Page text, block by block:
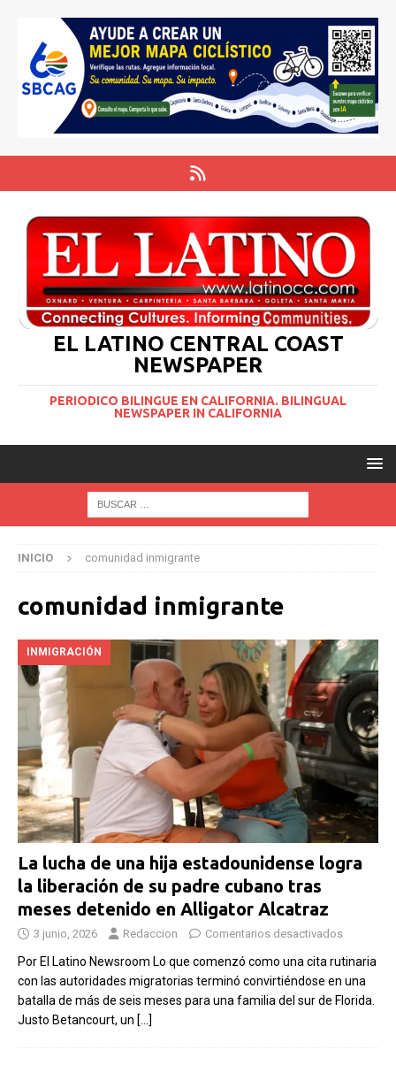
EL LATINO CENTRAL COAST
NEWSPAPER
PERIODICO BILINGUE EN CALIFORNIA. BILINGUAL
NEWSPAPER IN CALIFORNIA
INICIO comunidad inmigrante
comunidad inmigrante
INMIGRACIÓN
La lucha de una hija estadounidense logra
la liberación de su padre cubano tras
meses detenido en Alligator Alcatraz
3 junio, 2026 Redaccion Comentarios desactivados
Por El Latino Newsroom Lo que comenzó como una cita rutinaria
con las autoridades migratorias terminó convirtiéndose en una
batalla de más de seis meses para una familia del sur de Florida.
Justo Betancourt, un […]